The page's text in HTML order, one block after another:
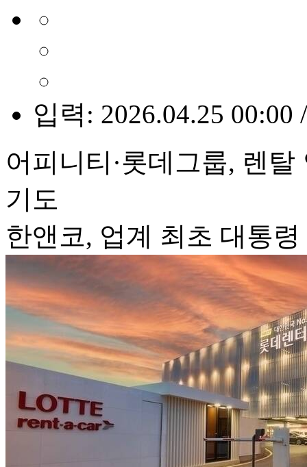
입력: 2026.04.25 00:00
어피니티·롯데그룹, 렌
기도
한앤코, 업계 최초 대통